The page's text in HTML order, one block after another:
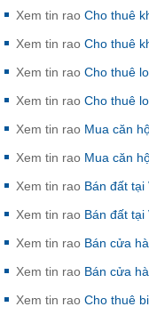
Xem tin rao Cho thuê
Xem tin rao Cho thuê
Xem tin rao Cho thuê
Xem tin rao Cho thuê
Xem tin rao Mua căn
Xem tin rao Mua căn
Xem tin rao Bán đất tại
Xem tin rao Bán đất tại
Xem tin rao Bán cửa
Xem tin rao Bán cửa
Xem tin rao Cho thuê